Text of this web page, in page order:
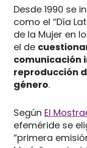
Desde 1990 se
como el “Día
de la Mujer en
el de
comunicación
reproducción
género.
Según El
efeméride se
“primera